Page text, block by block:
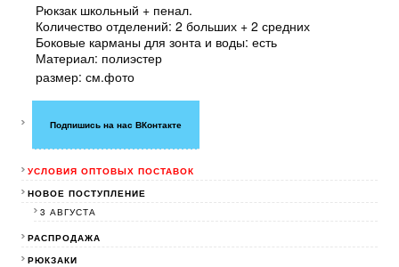
Рюкзак школьный + пенал.
Количество отделений: 2 больших + 2 средних
Боковые карманы для зонта и воды: есть
Материал: полиэстер
размер: см.фото
Подпишись на нас ВКонтакте
УСЛОВИЯ ОПТОВЫХ ПОСТАВОК
НОВОЕ ПОСТУПЛЕНИЕ
3 АВГУСТА
РАСПРОДАЖА
РЮКЗАКИ